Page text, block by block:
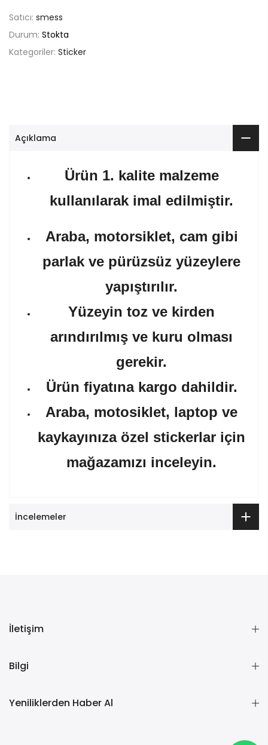
Satıcı: smess
Durum: Stokta
Kategoriler: Sticker
Açıklama
Ürün 1. kalite malzeme
kullanılarak imal edilmiştir.
Araba, motorsiklet, cam gibi
parlak ve pürüzsüz yüzeylere
yapıştırılır.
Yüzeyin toz ve kirden
arındırılmış ve kuru olması
gerekir.
Ürün fiyatına kargo dahildir.
Araba, motosiklet, laptop ve
kaykayınıza özel stickerlar için
mağazamızı inceleyin.
İncelemeler
İletişim
Bilgi
Yeniliklerden Haber Al